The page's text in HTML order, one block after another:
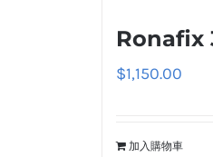
Ronafix
$1,150.00
加入購物車